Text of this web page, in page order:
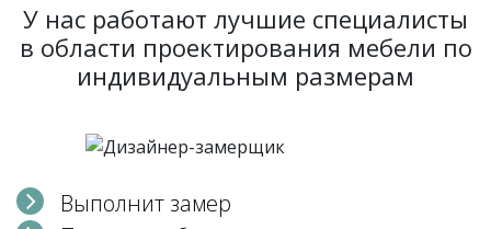
У нас работают лучшие специалисты
в области проектирования мебели по
индивидуальным размерам
Выполнит замер